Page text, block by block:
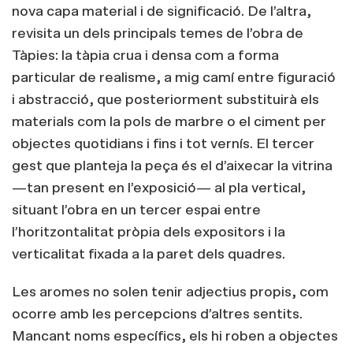
nova capa material i de significació. De l’altra,
revisita un dels principals temes de l’obra de
Tàpies: la tàpia crua i densa com a forma
particular de realisme, a mig camí entre figuració
i abstracció, que posteriorment substituirà els
materials com la pols de marbre o el ciment per
objectes quotidians i fins i tot vernís. El tercer
gest que planteja la peça és el d’aixecar la vitrina
—tan present en l’exposició— al pla vertical,
situant l’obra en un tercer espai entre
l’horitzontalitat pròpia dels expositors i la
verticalitat fixada a la paret dels quadres.
Les aromes no solen tenir adjectius propis, com
ocorre amb les percepcions d’altres sentits.
Mancant noms específics, els hi roben a objectes